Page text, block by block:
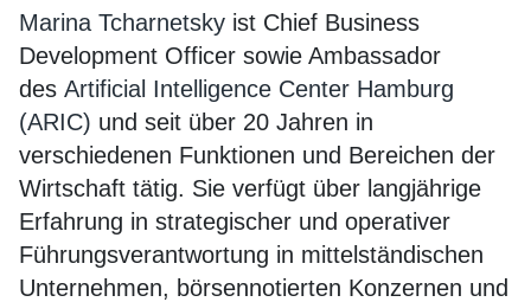
Marina Tcharnetsky ist Chief Business
Development Officer sowie Ambassador
des Artificial Intelligence Center Hamburg
(ARIC) und seit über 20 Jahren in
verschiedenen Funktionen und Bereichen der
Wirtschaft tätig. Sie verfügt über langjährige
Erfahrung in strategischer und operativer
Führungsverantwortung in mittelständischen
Unternehmen, börsennotierten Konzernen und